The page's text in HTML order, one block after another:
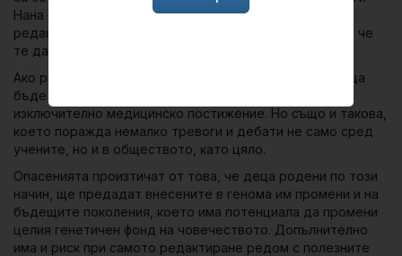
Нана – чрез оплождане инвитро, допълнено от генно
редактиране. Гените на децата са редактирани така, че
те да бъдат устойчиви на ХИВ, едра шарка и холера.
Ако раждането на първите генетично подобрени деца
бъде потвърдено, това ще бъде нищо по-малко от
изключително медицинско постижение. Но също и такова,
което поражда немалко тревоги и дебати не само сред
учените, но и в обществото, като цяло.
Опасенията произтичат от това, че деца родени по този
начин, ще предадат внесените в генома им промени и на
бъдещите поколения, което има потенциала да промени
целия генетичен фонд на човечеството. Допълнително
има и риск при самото редактиране редом с полезните